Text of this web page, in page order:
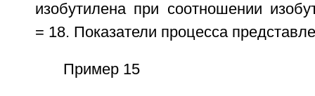
изобутилена при соотношении
= 18. Показатели процесса
Пример 15